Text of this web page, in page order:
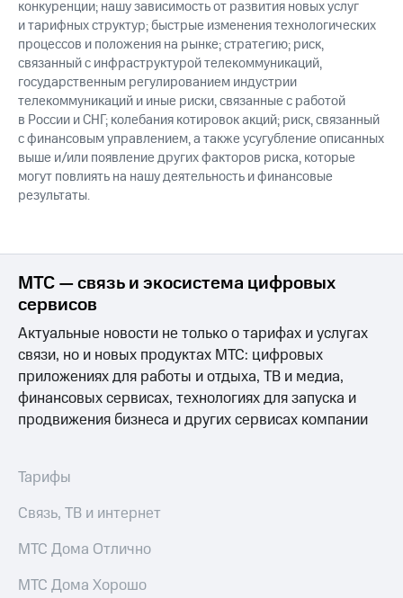
конкуренции; нашу зависимость от развития новых услуг
и тарифных структур; быстрые изменения технологических
процессов и положения на рынке; стратегию; риск,
связанный с инфраструктурой телекоммуникаций,
государственным регулированием индустрии
телекоммуникаций и иные риски, связанные с работой
в России и СНГ; колебания котировок акций; риск, связанный
с финансовым управлением, а также усугубление описанных
выше и/или появление других факторов риска, которые
могут повлиять на нашу деятельность и финансовые
результаты.
МТС — связь и экосистема цифровых
сервисов
Актуальные новости не только о тарифах и услугах
связи, но и новых продуктах МТС: цифровых
приложениях для работы и отдыха, ТВ и медиа,
финансовых сервисах, технологиях для запуска и
продвижения бизнеса и других сервисах компании
Тарифы
Связь, ТВ и интернет
МТС Дома Отлично
МТС Дома Хорошо